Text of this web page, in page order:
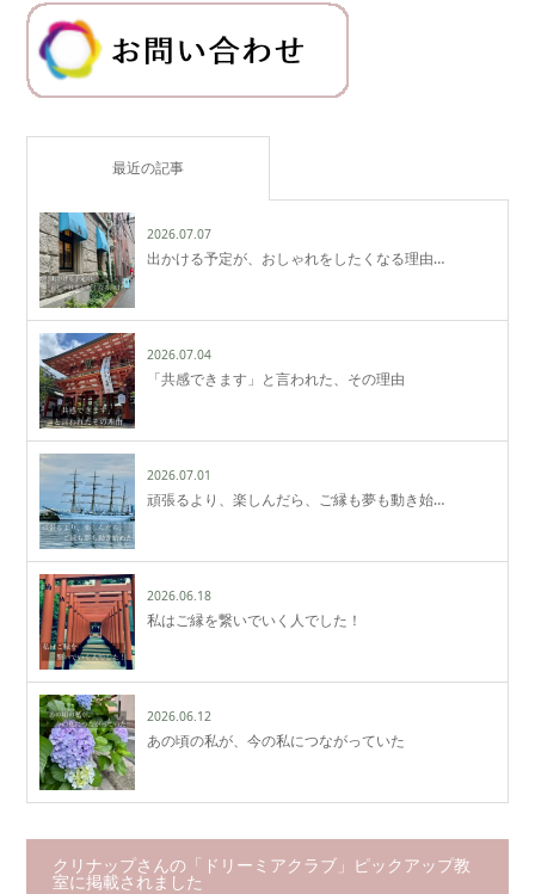
最近の記事
2026.07.07
出かける予定が、おしゃれをしたくなる理由…
2026.07.04
「共感できます」と言われた、その理由
2026.07.01
頑張るより、楽しんだら、ご縁も夢も動き始…
2026.06.18
私はご縁を繋いでいく人でした！
2026.06.12
あの頃の私が、今の私につながっていた
クリナップさんの「ドリーミアクラブ」ピックアップ教
室に掲載されました